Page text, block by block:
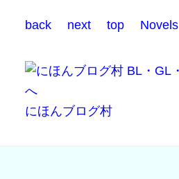
back next top Novels
にほんブログ村